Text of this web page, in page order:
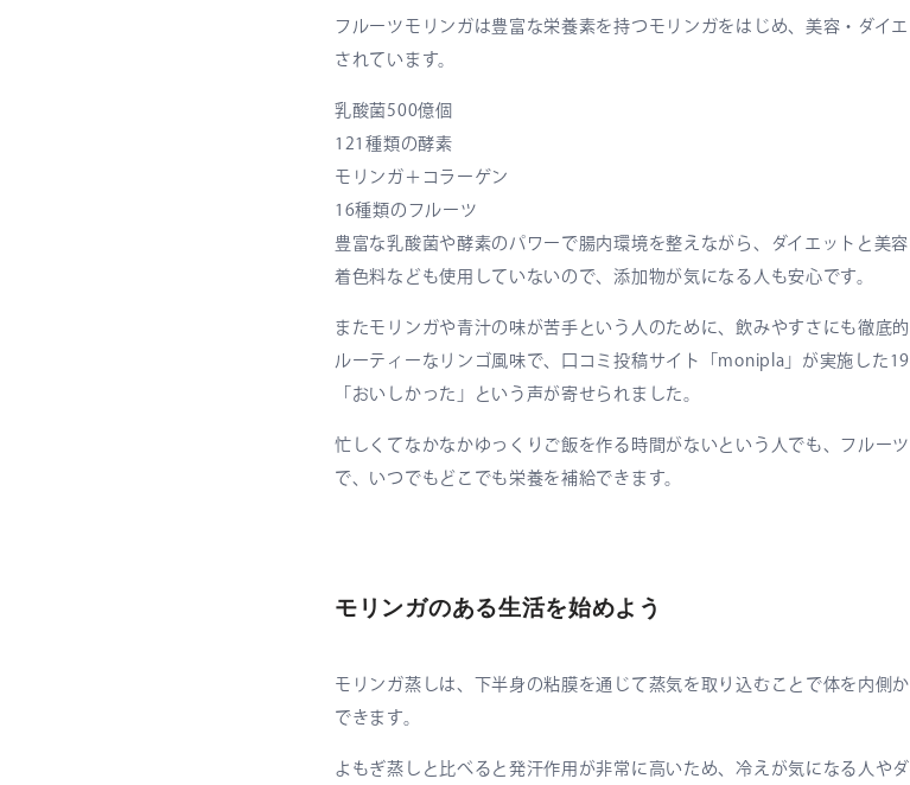
フルーツモリンガは豊富な栄養素を持つモリンガをはじめ、美容・ダイ
されています。
乳酸菌500億個
121種類の酵素
モリンガ＋コラーゲン
16種類のフルーツ
豊富な乳酸菌や酵素のパワーで腸内環境を整えながら、ダイエットと美
着色料なども使用していないので、添加物が気になる人も安心です。
またモリンガや青汁の味が苦手という人のために、飲みやすさにも徹底
ルーティーなリンゴ風味で、口コミ投稿サイト「monipla」が実施した
「おいしかった」という声が寄せられました。
忙しくてなかなかゆっくりご飯を作る時間がないという人でも、フルー
で、いつでもどこでも栄養を補給できます。
モリンガのある生活を始めよう
モリンガ蒸しは、下半身の粘膜を通じて蒸気を取り込むことで体を内側
できます。
よもぎ蒸しと比べると発汗作用が非常に高いため、冷えが気になる人や